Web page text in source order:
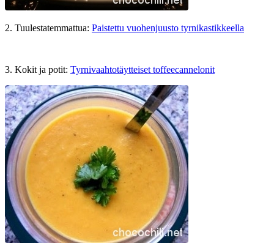
2. Tuulestatemmattua: Paistettu vuohenjuusto tyrnikastikkeella
3. Kokit ja potit: Tyrnivaahtotäytteiset toffeecannelonit